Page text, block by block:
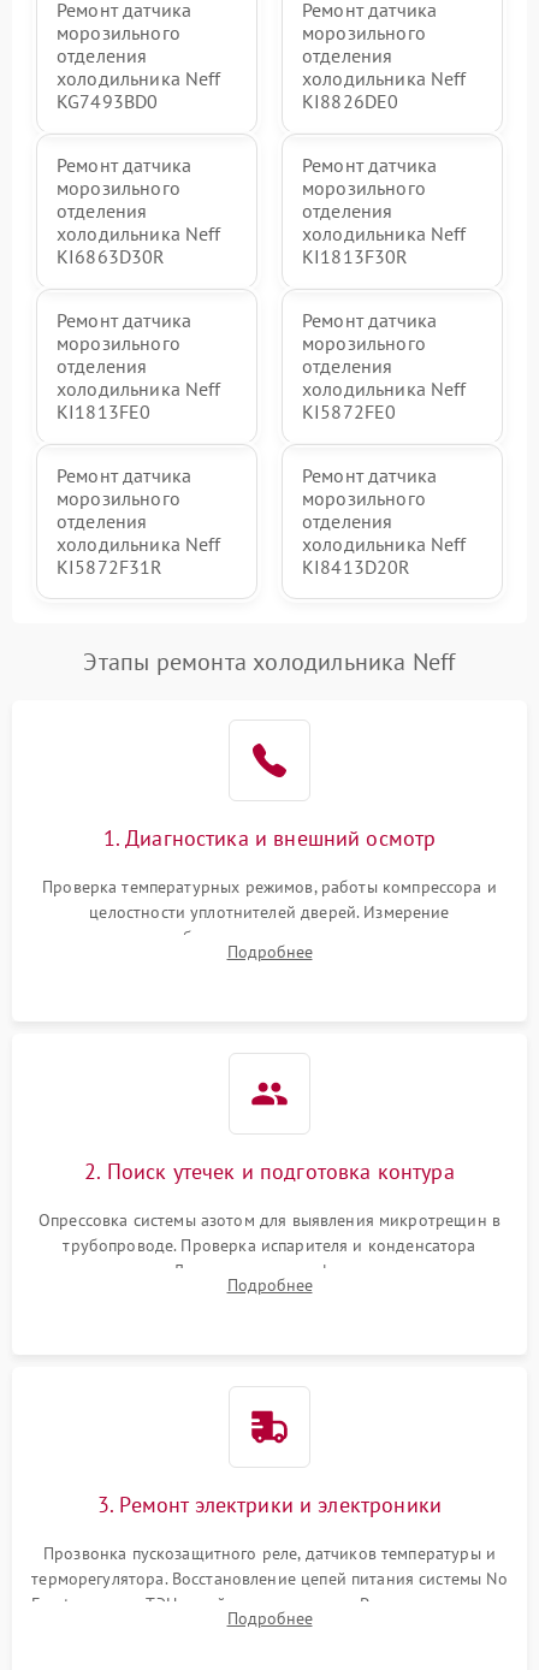
Ремонт датчика
морозильного
отделения
холодильника Neff
KG7493BD0
Ремонт датчика
морозильного
отделения
холодильника Neff
KI8826DE0
Ремонт датчика
морозильного
отделения
холодильника Neff
KI6863D30R
Ремонт датчика
морозильного
отделения
холодильника Neff
KI1813F30R
Ремонт датчика
морозильного
отделения
холодильника Neff
KI1813FE0
Ремонт датчика
морозильного
отделения
холодильника Neff
KI5872FE0
Ремонт датчика
морозильного
отделения
холодильника Neff
KI5872F31R
Ремонт датчика
морозильного
отделения
холодильника Neff
KI8413D20R
Этапы ремонта холодильника Neff
1. Диагностика и внешний осмотр
Проверка температурных режимов, работы компрессора и
целостности уплотнителей дверей. Измерение
сопротивления обмоток мотора, проверка термостата и
считывание кодов ошибок с электронного дисплея.
Подробнее
2. Поиск утечек и подготовка контура
Опрессовка системы азотом для выявления микротрещин в
трубопроводе. Проверка испарителя и конденсатора
течеискателем. Демонтаж старого фильтра-осушителя и
продувка капиллярной трубки для устранения засоров.
Подробнее
3. Ремонт электрики и электроники
Прозвонка пускозащитного реле, датчиков температуры и
терморегулятора. Восстановление цепей питания системы No
Frost, включая ТЭН оттайки и вентилятор. Ремонт или замена
платы управления при сбоях алгоритмов.
Подробнее